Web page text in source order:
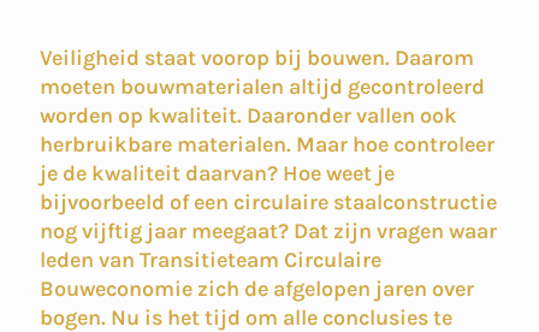
Veiligheid staat voorop bij bouwen. Daarom
moeten bouwmaterialen altijd gecontroleerd
worden op kwaliteit. Daaronder vallen ook
herbruikbare materialen. Maar hoe controleer
je de kwaliteit daarvan? Hoe weet je
bijvoorbeeld of een circulaire staalconstructie
nog vijftig jaar meegaat? Dat zijn vragen waar
leden van Transitieteam Circulaire
Bouweconomie zich de afgelopen jaren over
bogen. Nu is het tijd om alle conclusies te